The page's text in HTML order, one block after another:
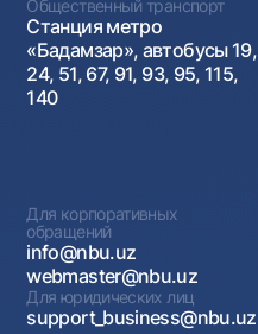
Общественный транспорт
Станция метро
«Бадамзар», автобусы 19,
24, 51, 67, 91, 93, 95, 115,
140
Для корпоративных
обращений
info@nbu.uz
webmaster@nbu.uz
Для юридических лиц
support_business@nbu.uz